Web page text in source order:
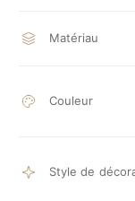
Matériau
Couleur
Style de